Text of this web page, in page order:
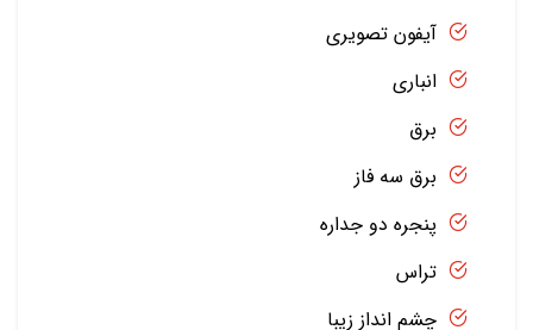
آیفون تصویری
انباری
برق
برق سه فاز
پنجره دو جداره
تراس
چشم انداز زیبا